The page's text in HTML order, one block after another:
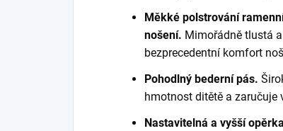
Měkké polstrování
nošení. Mimořádně tlustá
bezprecedentní komfort
Pohodlný bederní pás.
hmotnost ditětě a zaručuje
Nastavitelná a vyšší